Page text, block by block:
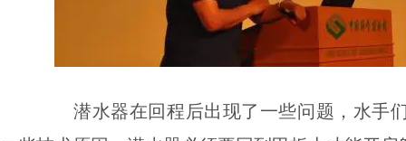
潜水器在回程后出现了一些问题，水手